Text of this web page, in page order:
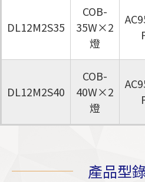
DL12M2S35
COB-
35W×2
燈
DL12M2S40
COB-
40W×2
燈
產品型